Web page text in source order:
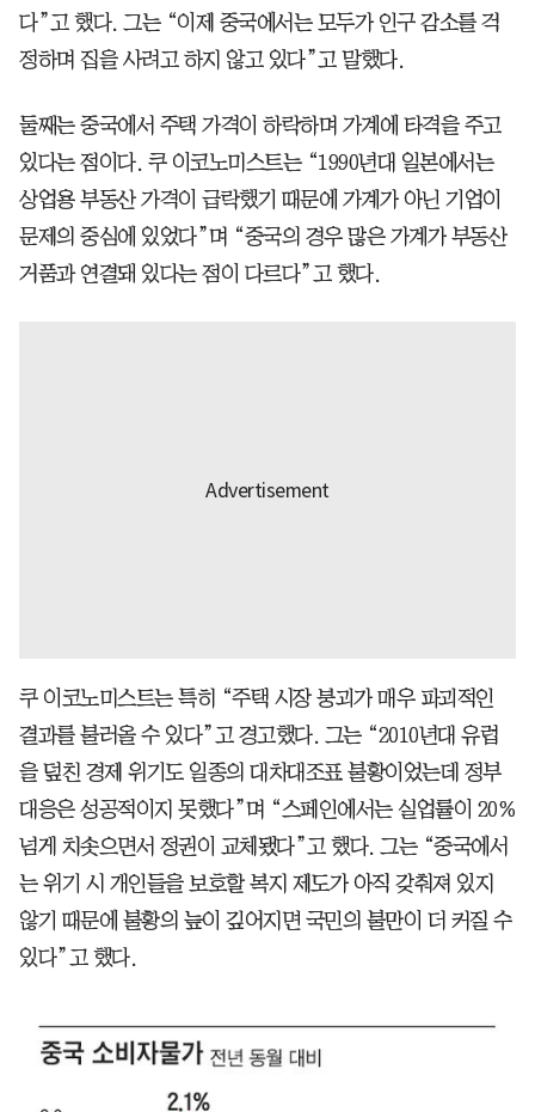
다”고 했다. 그는 “이제 중국에서는 모두가 인구 감소를 걱
정하며 집을 사려고 하지 않고 있다”고 말했다.
둘째는 중국에서 주택 가격이 하락하며 가계에 타격을 주고
있다는 점이다. 쿠 이코노미스트는 “1990년대 일본에서는
상업용 부동산 가격이 급락했기 때문에 가계가 아닌 기업이
문제의 중심에 있었다”며 “중국의 경우 많은 가계가 부동산
거품과 연결돼 있다는 점이 다르다”고 했다.
쿠 이코노미스트는 특히 “주택 시장 붕괴가 매우 파괴적인
결과를 불러올 수 있다”고 경고했다. 그는 “2010년대 유럽
을 덮친 경제 위기도 일종의 대차대조표 불황이었는데 정부
대응은 성공적이지 못했다”며 “스페인에서는 실업률이 20%
넘게 치솟으면서 정권이 교체됐다”고 했다. 그는 “중국에서
는 위기 시 개인들을 보호할 복지 제도가 아직 갖춰져 있지
않기 때문에 불황의 늪이 깊어지면 국민의 불만이 더 커질 수
있다”고 했다.